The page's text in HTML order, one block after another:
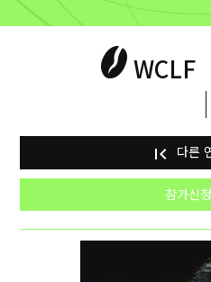
WCLF
first_page 다른
참가신청